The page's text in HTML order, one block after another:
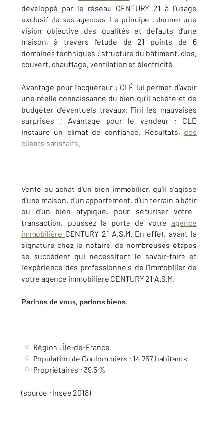
développé par le réseau CENTURY 21 à l’usage
exclusif de ses agences. Le principe : donner une
vision objective des qualités et défauts d’une
maison, à travers l’étude de 21 points de 6
domaines techniques : structure du bâtiment, clos,
couvert, chauffage, ventilation et électricité.
Avantage pour l’acquéreur : CLÉ lui permet d’avoir
une réelle connaissance du bien qu’il achète et de
budgéter d’éventuels travaux. Fini les mauvaises
surprises ! Avantage pour le vendeur : CLÉ
instaure un climat de confiance. Résultats, des
clients satisfaits.
Vente ou achat d’un bien immobilier, qu’il s’agisse
d’une maison, d’un appartement, d’un terrain à bâtir
ou d’un bien atypique, pour sécuriser votre
transaction, poussez la porte de votre agence
immobilière CENTURY 21 A.S.M. En effet, avant la
signature chez le notaire, de nombreuses étapes
se succèdent qui nécessitent le savoir-faire et
l’expérience des professionnels de l’immobilier de
votre agence immobilière CENTURY 21 A.S.M.
Parlons de vous, parlons biens.
Région : Île-de-France
Population de Coulommiers : 14 757 habitants
Propriétaires : 39,5 %
(source : Insee 2018)